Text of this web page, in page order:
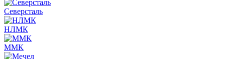
Северсталь
НЛМК
ММК